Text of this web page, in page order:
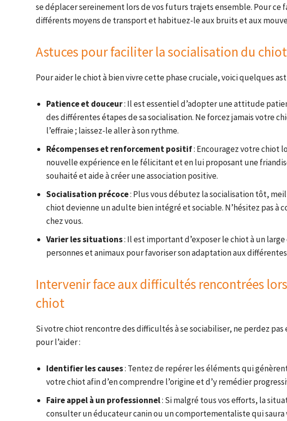
se déplacer sereinement lors de vos futurs trajets ensemble. Pour
différents moyens de transport et habituez-le aux bruits et aux
Astuces pour faciliter la socialisation du chiot
Pour aider le chiot à bien vivre cette phase cruciale, voici quelques
Patience et douceur: Il est essentiel d’adopter une attitude
des différentes étapes de sa socialisation. Ne forcez jamais votre
l’effraie ; laissez-le aller à son rythme.
Récompenses et renforcement positif: Encouragez votre chiot
nouvelle expérience en le félicitant et en lui proposant une
souhaité et aide à créer une association positive.
Socialisation précoce: Plus vous débutez la socialisation tôt,
chiot devienne un adulte bien intégré et sociable. N’hésitez pas à
chez vous.
Varier les situations: Il est important d’exposer le chiot à un
personnes et animaux pour favoriser son adaptation aux
Intervenir face aux difficultés rencontrées
chiot
Si votre chiot rencontre des difficultés à se sociabiliser, ne perdez
pour l’aider :
Identifier les causes: Tentez de repérer les éléments qui
votre chiot afin d’en comprendre l’origine et d’y remédier
Faire appel à un professionnel: Si malgré tous vos efforts, la
consulter un éducateur canin ou un comportementaliste qui saura